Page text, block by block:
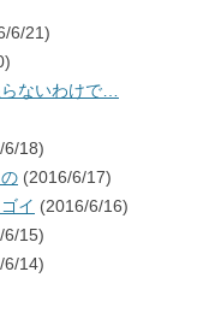
6/21)
ないわけで…
6/18)
(2016/6/17)
イ (2016/6/16)
6/15)
6/14)